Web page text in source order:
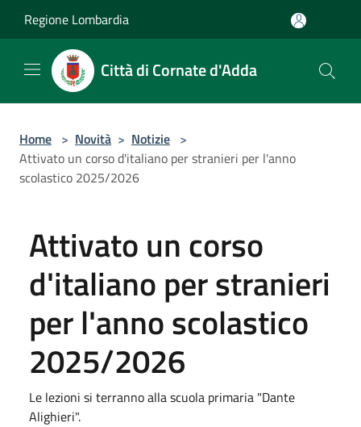
Regione Lombardia
Città di Cornate d'Adda
Home > Novità > Notizie >
Attivato un corso d'italiano per stranieri per l'anno
scolastico 2025/2026
Attivato un corso
d'italiano per stranieri
per l'anno scolastico
2025/2026
Le lezioni si terranno alla scuola primaria "Dante
Alighieri".